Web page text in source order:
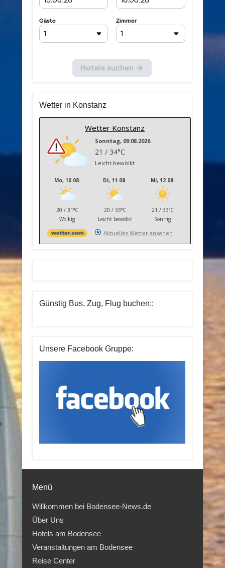
Wetter in Konstanz
Wetter Konstanz
Sonntag, 09.08.2026
21 / 34°C
Leicht bewölkt
Mo, 10.08.
20 / 31°C
Wolkig
Di, 11.08.
20 / 33°C
Leicht bewölkt
Mi, 12.08.
21 / 33°C
Sonnig
Aktuelles Wetter ansehen
Günstig Bus, Zug, Flug buchen::
Unsere Facebook Gruppe:
Menü
Willkommen bei Bodensee-News.de
Über Uns
Hotels am Bodensee
Veranstaltungen am Bodensee
Reise Center